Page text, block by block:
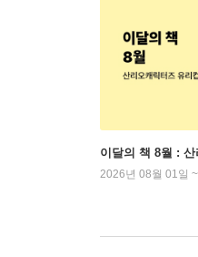
이달의 책 8월 : 산
2026년 08월 01일